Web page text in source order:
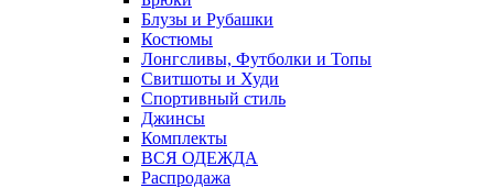
Блузы и Рубашки
Костюмы
Лонгсливы, Футболки и Топы
Свитшоты и Худи
Спортивный стиль
Джинсы
Комплекты
ВСЯ ОДЕЖДА
Распродажа